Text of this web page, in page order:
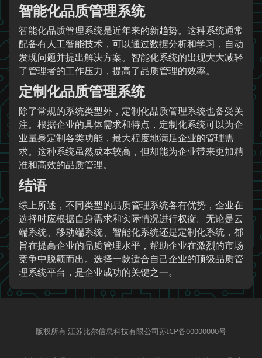
智能化品质管理系统
智能化品质管理系统是近年来的新趋势。这种系统通常
配备有人工智能技术，可以通过数据分析和学习，自动
发现问题并提出解决方案。智能化系统的出现大大减轻
了管理者的工作压力，提高了品质管理的效率。
定制化品质管理系统
除了常规的系统类型外，定制化品质管理系统也备受关
注。根据企业的具体需求和特点，定制化系统可以为企
业量身定制各类功能，最大程度地满足企业的管理需
求。这种系统虽然成本较高，但却能为企业带来更加精
准和高效的品质管理。
结语
综上所述，不同类型的品质管理系统各有优势，企业在
选择时应根据自身需求和实际情况进行权衡。无论是云
端系统、移动端系统、智能化系统还是定制化系统，都
旨在提高企业的品质管理水平，帮助企业在激烈的市场
竞争中脱颖而出。选择一款适合自己企业的顶级品质管
理系统平台，是企业成功的关键之一。
版权所有 江苏比尔信息科技有限公司苏ICP备00000000号